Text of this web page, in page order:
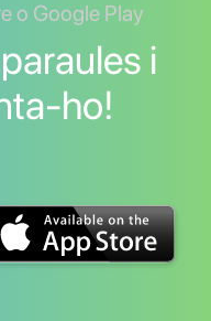
o Google Play
i
ho!